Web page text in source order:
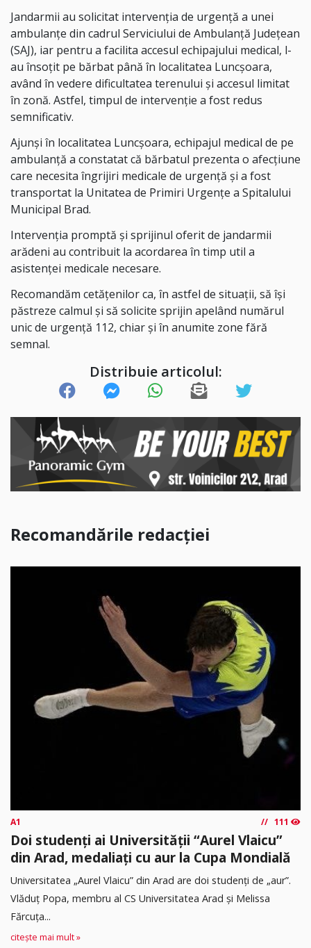
Jandarmii au solicitat intervenția de urgență a unei
ambulanțe din cadrul Serviciului de Ambulanță Județean
(SAJ), iar pentru a facilita accesul echipajului medical, l-
au însoțit pe bărbat până în localitatea Luncșoara,
având în vedere dificultatea terenului și accesul limitat
în zonă. Astfel, timpul de intervenție a fost redus
semnificativ.
Ajunși în localitatea Luncșoara, echipajul medical de pe
ambulanță a constatat că bărbatul prezenta o afecțiune
care necesita îngrijiri medicale de urgență și a fost
transportat la Unitatea de Primiri Urgențe a Spitalului
Municipal Brad.
Intervenția promptă și sprijinul oferit de jandarmii
arădeni au contribuit la acordarea în timp util a
asistenței medicale necesare.
Recomandăm cetățenilor ca, în astfel de situații, să își
păstreze calmul și să solicite sprijin apelând numărul
unic de urgență 112, chiar și în anumite zone fără
semnal.
Distribuie articolul:
Recomandările redacției
A1 111
Doi studenți ai Universității “Aurel Vlaicu”
din Arad, medaliați cu aur la Cupa Mondială
Universitatea „Aurel Vlaicu” din Arad are doi studenți de „aur”.
Vlăduț Popa, membru al CS Universitatea Arad și Melissa
Fărcuța...
citește mai mult »